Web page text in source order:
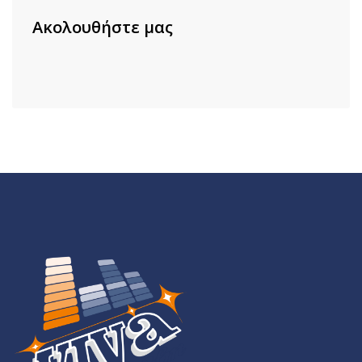
Ακολουθήστε μας